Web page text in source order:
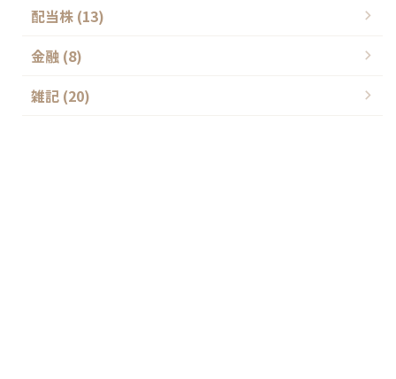
配当株 (13)
金融 (8)
雑記 (20)